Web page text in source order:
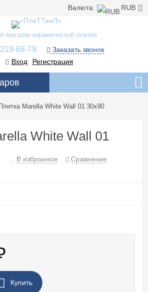
Валюта: RUB
магазин керамической плитки
68-79
Заказать звонок
Вход
Регистрация
Плитка Marella White Wall 01 30x90
White Wall 01
В избранное Сравнение
Купить